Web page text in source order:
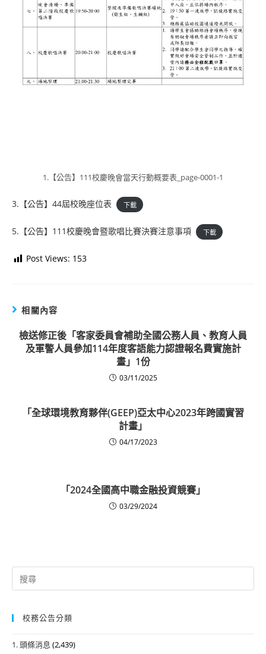
1.【公告】111校慶晚會當天行動概要表_page-0001-1
3.【公告】44屆校晚座位表 下載
5.【公告】111校慶晚會暨歌唱比賽決賽注意事項 下載
Post Views: 153
相關內容
檢送修正後「客家委員會補助全國公務人員、教育人員
及軍警人員參加114年度客語能力認證報名費實施計
畫」1份
03/11/2025
「全球環境教育夥伴(GEEP)亞太中心2023年跨國實習
計畫」
04/17/2023
「2024全國高中職金融投資競賽」
03/29/2024
Search
for:
校務公告分類
1. 頭條消息 (2,439)